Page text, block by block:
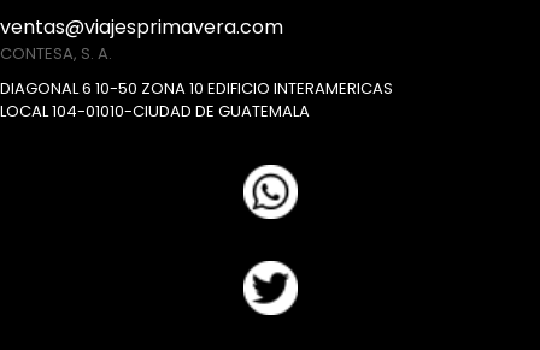
ventas@viajesprimavera.com
CONTESA, S. A.
DIAGONAL 6 10-50 ZONA 10 EDIFICIO INTERAMERICAS
LOCAL 104-01010-CIUDAD DE GUATEMALA